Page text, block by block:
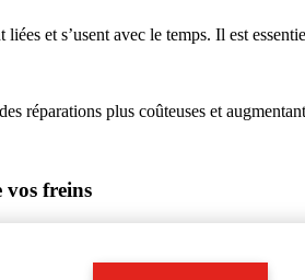
et s’usent avec le temps. Il est
réparations plus coûteuses et
vos freins
à Solre sur sambre. Retrouvez-
est notre priorité !